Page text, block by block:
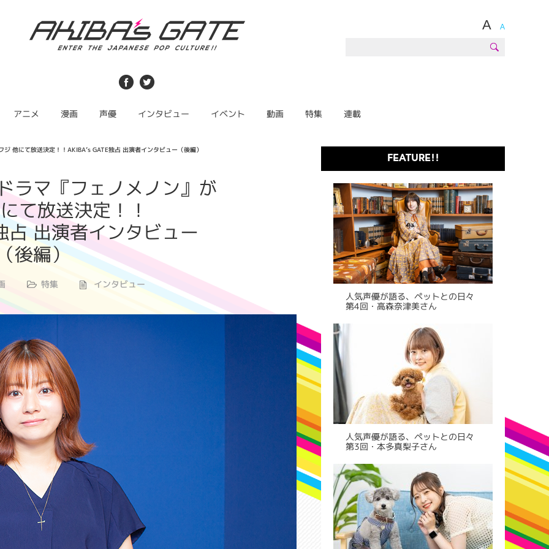
A A
アニメ 漫画 声優 インタビュー イベント 動画 特集 連載
FEATURE!!
人気声優が語る、ペットとの日々
第4回・高森奈津美さん
人気声優が語る、ペットとの日々
第3回・本多真梨子さん
他にて放送決定！！AKIBA’s GATE独占 出演者インタビュー（後編）
ラマ『フェノメノン』が
て放送決定！！
占 出演者インタビュー
後編）
特集 インタビュー